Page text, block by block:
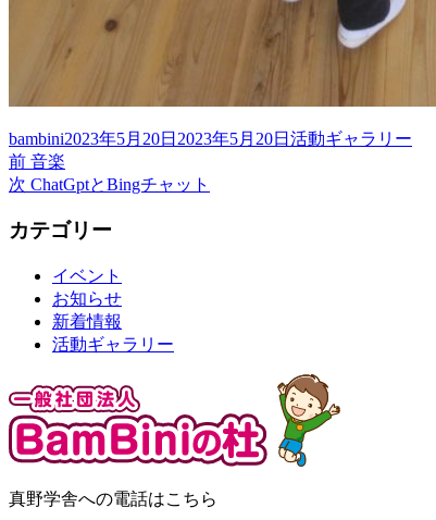
投
稿
者
bambini投
稿
日:
2023年5月20日 2023年5月20日 カ
活動ギャラリー
投
稿
ナ
ョ
ン
前 前
の
稿:
音楽
次 次
投
ChatGptとBingチャット
カテゴリー
イベント
お知らせ
新着情報
活動ギャラリー
真野学舎への電話はこちら